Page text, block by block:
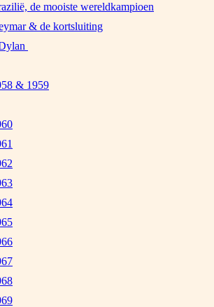
de mooiste wereldkampioen
& de kortsluiting
& 1959